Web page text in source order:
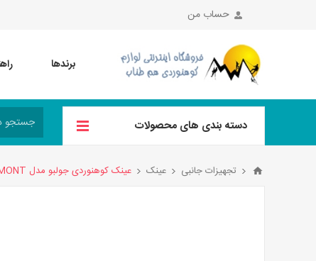
حساب من
برندها
دسته بندی های محصولات
تجهیزات جانبی عینک عینک کوهنوردی جولبو مدل VERMONT کد J0101111 رنگ سفید سورمه ای